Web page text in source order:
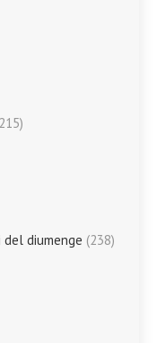
del diumenge (238)